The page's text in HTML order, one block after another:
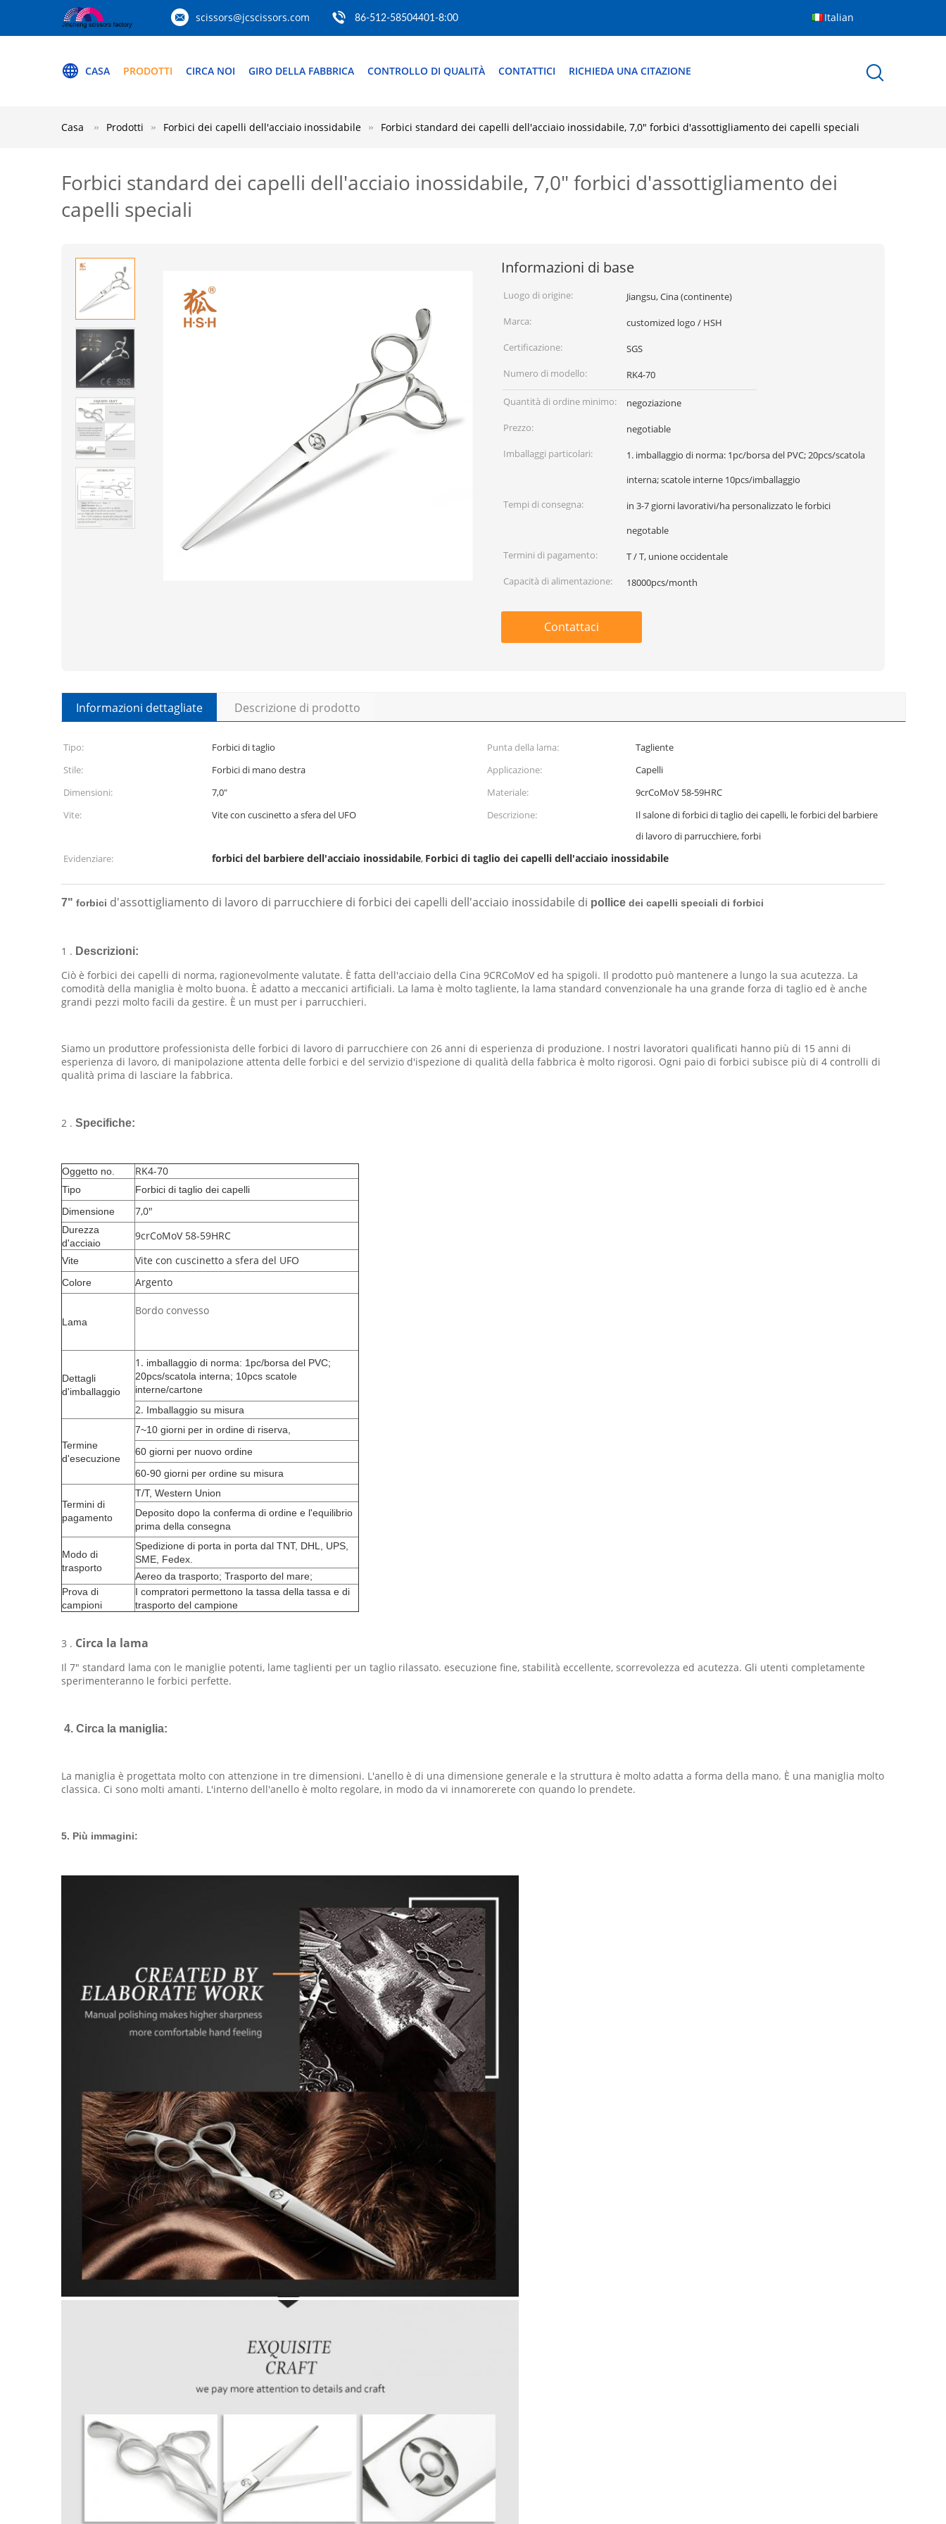
scissors@jcscissors.com 86-512-58504401-8:00 Italian
CASA PRODOTTI CIRCA NOI GIRO DELLA FABBRICA CONTROLLO DI QUALITÀ CONTATTICI RICHIEDA UNA CITAZIONE
Casa Prodotti Forbici dei capelli dell'acciaio inossidabile Forbici standard dei capelli dell'acciaio inossidabile, 7,0" forbici d'assottigliamento dei capelli speciali
Forbici standard dei capelli dell'acciaio inossidabile, 7,0" forbici d'assottigliamento dei
capelli speciali
Informazioni di base
Luogo di origine:
Jiangsu, Cina (continente)
Marca:
customized logo / HSH
Certificazione:
SGS
Numero di modello:
RK4-70
Quantità di ordine minimo:
negoziazione
Prezzo:
negotiable
Imballaggi particolari:
1. imballaggio di norma: 1pc/borsa del PVC; 20pcs/scatola
interna; scatole interne 10pcs/imballaggio
Tempi di consegna:
in 3-7 giorni lavorativi/ha personalizzato le forbici
negotable
Termini di pagamento:
T / T, unione occidentale
Capacità di alimentazione:
18000pcs/month
Contattaci
Informazioni dettagliate Descrizione di prodotto
Tipo: Forbici di taglio Punta della lama:
Tagliente
Stile:
Forbici di mano destra Applicazione:
Capelli
Dimensioni:
7,0" Materiale:
9crCoMoV 58-59HRC
Vite:
Vite con cuscinetto a sfera del UFO Descrizione:
Il salone di forbici di taglio dei capelli, le forbici del barbiere
di lavoro di parrucchiere, forbi
Evidenziare:
forbici del barbiere dell'acciaio inossidabile, Forbici di taglio dei capelli dell'acciaio inossidabile
7" forbici d'assottigliamento di lavoro di parrucchiere di forbici dei capelli dell'acciaio inossidabile di pollice dei capelli speciali di forbici
1 . Descrizioni:
Ciò è forbici dei capelli di norma, ragionevolmente valutate. È fatta dell'acciaio della Cina 9CRCoMoV ed ha spigoli. Il prodotto può mantenere a lungo la sua acutezza. La
comodità della maniglia è molto buona. È adatto a meccanici artificiali. La lama è molto tagliente, la lama standard convenzionale ha una grande forza di taglio ed è anche
grandi pezzi molto facili da gestire. È un must per i parrucchieri.
Siamo un produttore professionista delle forbici di lavoro di parrucchiere con 26 anni di esperienza di produzione. I nostri lavoratori qualificati hanno più di 15 anni di
esperienza di lavoro, di manipolazione attenta delle forbici e del servizio d'ispezione di qualità della fabbrica è molto rigorosi. Ogni paio di forbici subisce più di 4 controlli di
qualità prima di lasciare la fabbrica.
2 . Specifiche:
Oggetto no. RK4-70
Tipo
Forbici di taglio dei capelli
Dimensione
7,0"
Durezza
d'acciaio
9crCoMoV 58-59HRC
Vite Vite con cuscinetto a sfera del UFO
Colore Argento
Lama
Bordo convesso
Dettagli
d'imballaggio
1. imballaggio di norma: 1pc/borsa del PVC;
20pcs/scatola interna; 10pcs scatole
interne/cartone
2. Imballaggio su misura
Termine
d'esecuzione
7~10 giorni per in ordine di riserva,
60 giorni per nuovo ordine
60-90 giorni per ordine su misura
Termini di
pagamento
T/T, Western Union
Deposito dopo la conferma di ordine e l'equilibrio
prima della consegna
Modo di
trasporto
Spedizione di porta in porta dal TNT, DHL, UPS,
SME, Fedex.
Aereo da trasporto; Trasporto del mare;
Prova di
campioni
I compratori permettono la tassa della tassa e di
trasporto del campione
3 . Circa la lama
Il 7" standard lama con le maniglie potenti, lame taglienti per un taglio rilassato. esecuzione fine, stabilità eccellente, scorrevolezza ed acutezza. Gli utenti completamente
sperimenteranno le forbici perfette.
4. Circa la maniglia:
La maniglia è progettata molto con attenzione in tre dimensioni. L'anello è di una dimensione generale e la struttura è molto adatta a forma della mano. È una maniglia molto
classica. Ci sono molti amanti. L'interno dell'anello è molto regolare, in modo da vi innamorerete con quando lo prendete.
5. Più immagini: